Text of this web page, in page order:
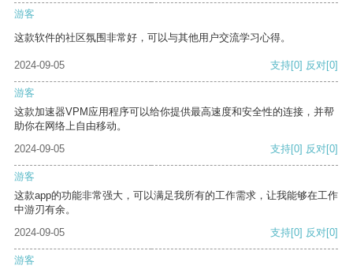
游客
这款软件的社区氛围非常好，可以与其他用户交流学习心得。
2024-09-05 支持[0] 反对[0]
游客
这款加速器VPM应用程序可以给你提供最高速度和安全性的连接，并帮
助你在网络上自由移动。
2024-09-05
支持[0] 反对[0]
游客
这款app的功能非常强大，可以满足我所有的工作需求，让我能够在工作
中游刃有余。
2024-09-05
支持[0] 反对[0]
游客